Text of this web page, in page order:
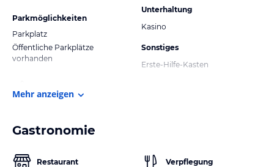
Parkmöglichkeiten
Parkplatz
Öffentliche Parkplätze
vorhanden
Unterhaltung
Kasino
Sonstiges
Erste-Hilfe-Kasten
Mehr anzeigen
Gastronomie
Restaurant Verpflegung